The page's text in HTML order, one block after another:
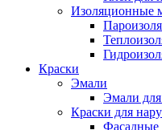
Изоляционные
Краски
Эмали
Эмали
Краски для
Фасадные